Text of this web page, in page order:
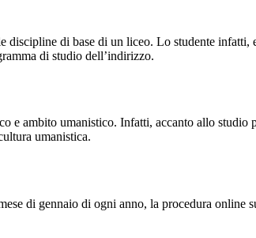
di base di un liceo. Lo studente infatti,
di studio dell’indirizzo.
e ambito umanistico. Infatti, accanto allo
umanistica.
di gennaio di ogni anno, la procedura online